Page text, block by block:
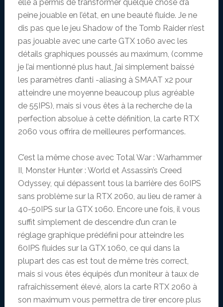
elle a permis de transformer quelque chose d’à
peine jouable en l’état, en une beauté fluide. Je ne
dis pas que le jeu Shadow of the Tomb Raider n’est
pas jouable avec une carte GTX 1060 avec les
détails graphiques poussés au maximum, (comme
je l’ai mentionné plus haut, j’ai simplement baissé
les paramètres d’anti -aliasing à SMAAT x2 pour
atteindre une moyenne beaucoup plus agréable
de 55IPS), mais si vous êtes à la recherche de la
perfection absolue à cette définition, la carte RTX
2060 vous offrira de meilleures performances.
C’est la même chose avec Total War : Warhammer
II, Monster Hunter : World et Assassin’s Creed
Odyssey, qui dépassent tous la barrière des 60IPS
sans problème sur la RTX 2060, au lieu de ramer à
40-50IPS sur la GTX 1060. Encore une fois, il vous
suffit simplement de descendre d’un cran le
réglage graphique prédéfini pour atteindre les
60IPS fluides sur la GTX 1060, ce qui dans la
plupart des cas est tout de même très correct,
mais si vous êtes équipés d’un moniteur à taux de
rafraîchissement élevé, alors la carte RTX 2060 à
son maximum vous permettra de tirer encore plus